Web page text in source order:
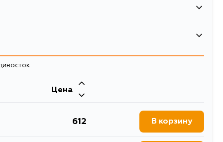
Двигатель
GXE15W, JCE15W,
ZGM10, ZGM11, ZGM15,
1ZZFE, 1NZFE, 2ZZGE, 1GFE, 2JZGE,
2ZRFAE, 1FZFE, 1HZ, 1HDT, 1HDFTE, 3L,
1KZTE, 1KZT, 5VZFE, 3RZFE, 3RZF,
1KDFTV, 2UZFE, 3SFE, EM, 3SGE,
Цена
612 В корзину